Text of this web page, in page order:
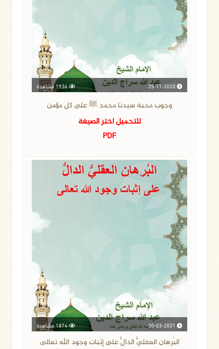
1936 مشاهدة
وجوب محبة سيدنا محمد ﷺ على كل مؤمن
للتحميل اختر الصيغة
PDF
1874 مشاهدة
البُرهان العقليُّ الدالُّ على إثبات وجود الله تعالى